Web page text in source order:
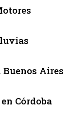
Buenos Aires
Córdoba